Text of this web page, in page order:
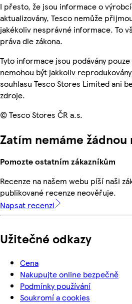
I přesto, že jsou informace o
aktualizovány, Tesco nemůže
jakékoliv nesprávné informace. To
práva dle zákona.
Tyto informace jsou podávány
nemohou být jakkoliv
souhlasu Tesco Stores Limited ani
zdroje.
© Tesco Stores ČR a.s.
Zatím nemáme žádnou
Pomozte ostatním zákazníkům
Recenze na našem webu píší naši
publikované recenze neověřuje.
Napsat recenzi
Užitečné odkazy
Cena
Nakupujte online bezpečně
Podmínky používání
Soukromí a cookies